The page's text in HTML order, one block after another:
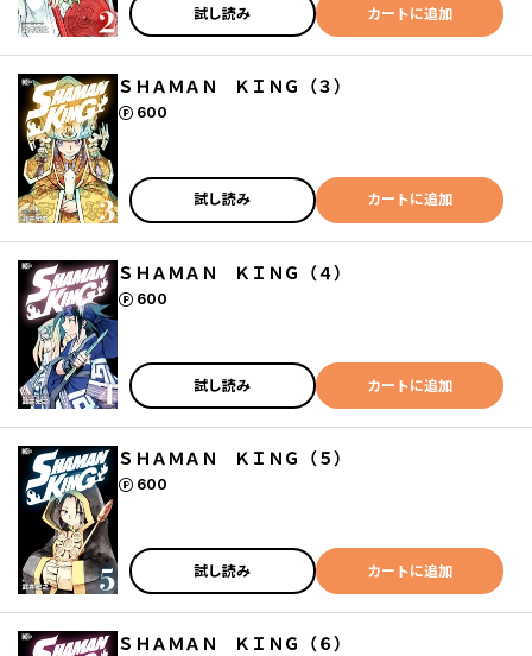
試し読み カートに追加
ＳＨＡＭＡＮ ＫＩＮＧ（３）
600
ポイント
試し読み カートに追加
ＳＨＡＭＡＮ ＫＩＮＧ（４）
600
ポイント
試し読み カートに追加
ＳＨＡＭＡＮ ＫＩＮＧ（５）
600
ポイント
試し読み カートに追加
ＳＨＡＭＡＮ ＫＩＮＧ（６）